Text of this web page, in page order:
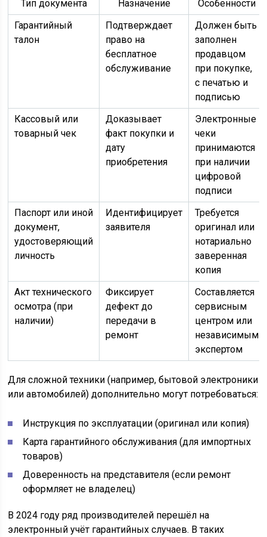
Тип документа Назначение
Особенности
Гарантийный
талон
Подтверждает
право на
бесплатное
обслуживание
Должен быть
заполнен
продавцом
при покупке,
с печатью и
подписью
Кассовый или
товарный чек
Доказывает
факт покупки и
дату
приобретения
Электронные
чеки
принимаются
при наличии
цифровой
подписи
Паспорт или иной
документ,
удостоверяющий
личность
Идентифицирует
заявителя
Требуется
оригинал или
нотариально
заверенная
копия
Акт технического
осмотра (при
наличии)
Фиксирует
дефект до
передачи в
ремонт
Составляется
сервисным
центром или
независимым
экспертом
Для сложной техники (например, бытовой электроники
или автомобилей) дополнительно могут потребоваться:
Инструкция по эксплуатации (оригинал или копия)
Карта гарантийного обслуживания (для импортных
товаров)
Доверенность на представителя (если ремонт
оформляет не владелец)
В 2024 году ряд производителей перешёл на
электронный учёт гарантийных случаев. В таких